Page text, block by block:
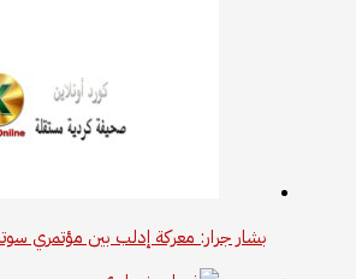
بشار جرار: معركة إدلب بين مؤتمري